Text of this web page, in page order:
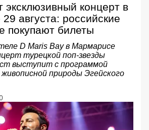
эксклюзивный концерт в
августа: российские
покупают билеты
D Maris Bay в Мармарисе
турецкой поп-звезды
выступит с программой
природы Эгейского